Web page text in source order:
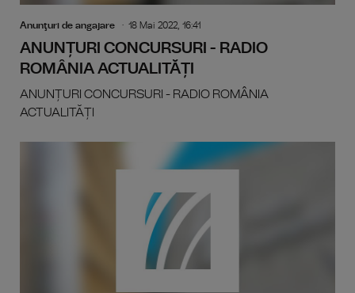
Anunţuri de angajare 18 Mai 2022, 16:41
ANUNȚURI CONCURSURI - RADIO
ROMÂNIA ACTUALITĂȚI
ANUNȚURI CONCURSURI - RADIO ROMÂNIA
ACTUALITĂȚI